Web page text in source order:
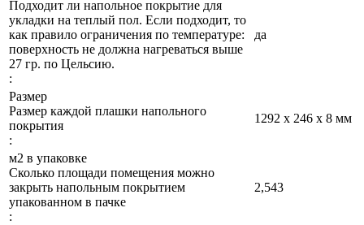
Подходит ли напольное покрытие для
укладки на теплый пол. Если подходит, то
как правило ограничения по температуре:
поверхность не должна нагреваться выше
27 гр. по Цельсию.
:
да
Размер
Размер каждой плашки напольного
покрытия
:
1292 х 246 х 8 мм
м2 в упаковке
Сколько площади помещения можно
закрыть напольным покрытием
упакованном в пачке
:
2,543